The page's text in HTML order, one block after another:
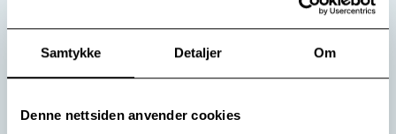
Samtykke Detaljer Om
Denne nettsiden anvender cookies